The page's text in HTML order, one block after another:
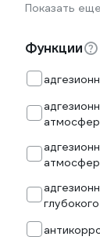
Показать
Функции